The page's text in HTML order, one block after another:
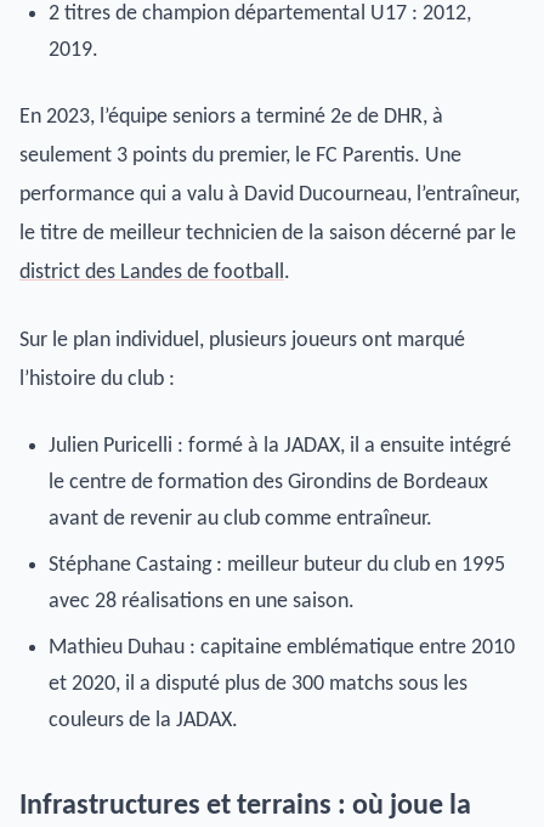
2 titres de champion départemental U17 : 2012,
2019.
En 2023, l’équipe seniors a terminé 2e de DHR, à
seulement 3 points du premier, le FC Parentis. Une
performance qui a valu à David Ducourneau, l’entraîneur,
le titre de meilleur technicien de la saison décerné par le
district des Landes de football.
Sur le plan individuel, plusieurs joueurs ont marqué
l’histoire du club :
Julien Puricelli : formé à la JADAX, il a ensuite intégré
le centre de formation des Girondins de Bordeaux
avant de revenir au club comme entraîneur.
Stéphane Castaing : meilleur buteur du club en 1995
avec 28 réalisations en une saison.
Mathieu Duhau : capitaine emblématique entre 2010
et 2020, il a disputé plus de 300 matchs sous les
couleurs de la JADAX.
Infrastructures et terrains : où joue la